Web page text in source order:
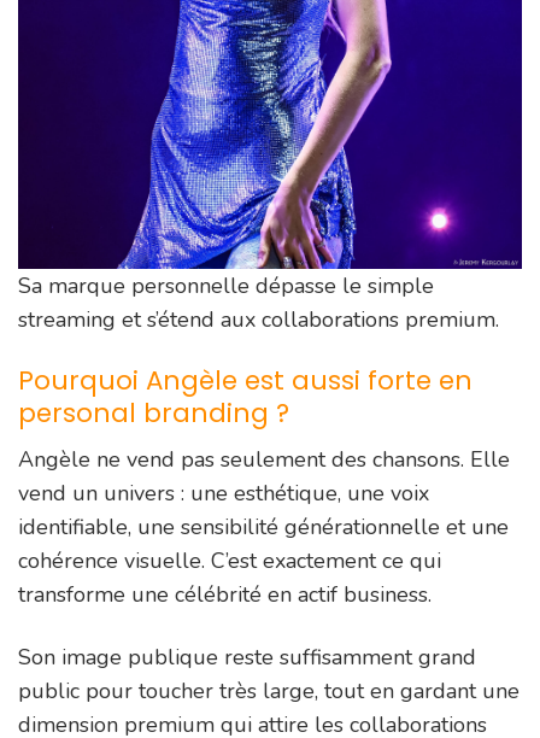
Sa marque personnelle dépasse le simple
streaming et s’étend aux collaborations premium.
Pourquoi Angèle est aussi forte en
personal branding ?
Angèle ne vend pas seulement des chansons. Elle
vend un univers : une esthétique, une voix
identifiable, une sensibilité générationnelle et une
cohérence visuelle. C’est exactement ce qui
transforme une célébrité en actif business.
Son image publique reste suffisamment grand
public pour toucher très large, tout en gardant une
dimension premium qui attire les collaborations